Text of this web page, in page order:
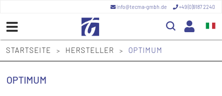
info@tecma-gmbh.de +49 (0)9187 2240
STARTSEITE > HERSTELLER > OPTIMUM
OPTIMUM